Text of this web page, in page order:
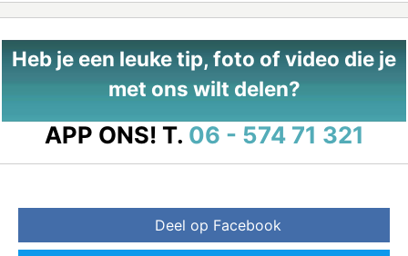
Heb je een leuke tip, foto of video die je
met ons wilt delen?
APP ONS! T. 06 - 574 71 321
Deel op Facebook